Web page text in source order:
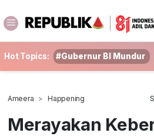
Hot Topics: #Gubernur BI Mundur
Ameera Happening
Merayakan